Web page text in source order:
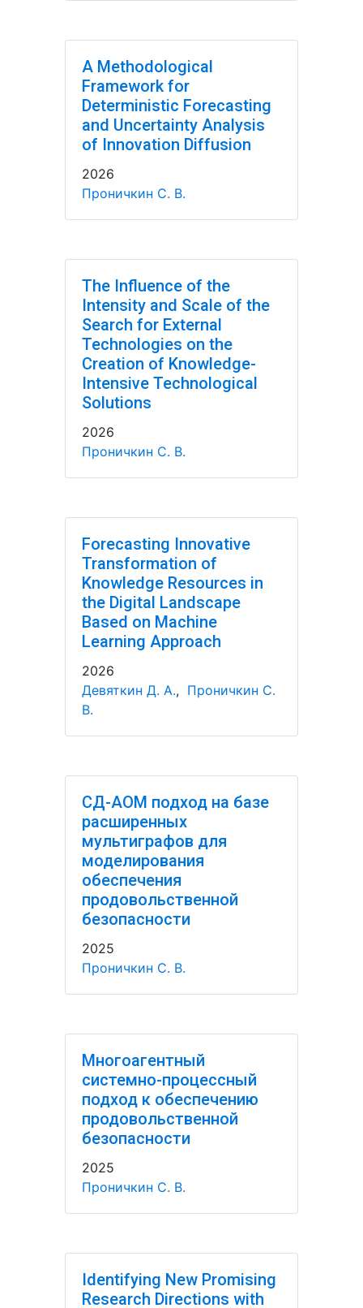
A Methodological
Framework for
Deterministic Forecasting
and Uncertainty Analysis
of Innovation Diffusion
2026
Проничкин С. В.
The Influence of the
Intensity and Scale of the
Search for External
Technologies on the
Creation of Knowledge-
Intensive Technological
Solutions
2026
Проничкин С. В.
Forecasting Innovative
Transformation of
Knowledge Resources in
the Digital Landscape
Based on Machine
Learning Approach
2026
Девяткин Д. А., Проничкин С.
В.
СД-АОМ подход на базе
расширенных
мультиграфов для
моделирования
обеспечения
продовольственной
безопасности
2025
Проничкин С. В.
Многоагентный
системно-процессный
подход к обеспечению
продовольственной
безопасности
2025
Проничкин С. В.
Identifying New Promising
Research Directions with